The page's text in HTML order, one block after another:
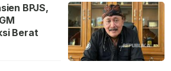
BPJS,
Berat